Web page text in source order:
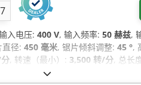
入电压: 400 V, 输入频率: 50 赫兹,
直径: 450 毫米, 锯片倾斜调整: 45 °,
, 转速（最小）: 3,500 转/分, 总长
CE标志, 文档 / 手册, 锯片防护罩